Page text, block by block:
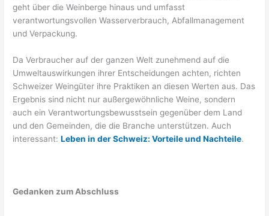
geht über die Weinberge hinaus und umfasst
verantwortungsvollen Wasserverbrauch, Abfallmanagement
und Verpackung.
Da Verbraucher auf der ganzen Welt zunehmend auf die
Umweltauswirkungen ihrer Entscheidungen achten, richten
Schweizer Weingüter ihre Praktiken an diesen Werten aus. Das
Ergebnis sind nicht nur außergewöhnliche Weine, sondern
auch ein Verantwortungsbewusstsein gegenüber dem Land
und den Gemeinden, die die Branche unterstützen. Auch
interessant:Leben in der Schweiz: Vorteile und Nachteile.
Gedanken zum Abschluss